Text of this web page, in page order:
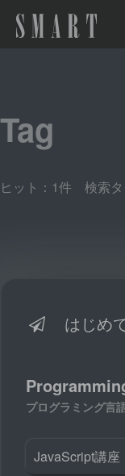
Tag
ヒット：1件 検索タ
はじめ
プログラミング言
JavaScript講座